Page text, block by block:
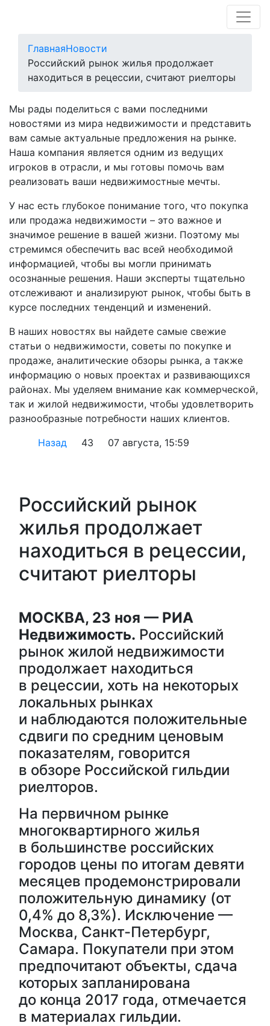
ГлавнаяНовости
Российский рынок жилья продолжает
находиться в рецессии, считают риелторы
Мы рады поделиться с вами последними
новостями из мира недвижимости и представить
вам самые актуальные предложения на рынке.
Наша компания является одним из ведущих
игроков в отрасли, и мы готовы помочь вам
реализовать ваши недвижимостные мечты.
У нас есть глубокое понимание того, что покупка
или продажа недвижимости – это важное и
значимое решение в вашей жизни. Поэтому мы
стремимся обеспечить вас всей необходимой
информацией, чтобы вы могли принимать
осознанные решения. Наши эксперты тщательно
отслеживают и анализируют рынок, чтобы быть в
курсе последних тенденций и изменений.
В наших новостях вы найдете самые свежие
статьи о недвижимости, советы по покупке и
продаже, аналитические обзоры рынка, а также
информацию о новых проектах и развивающихся
районах. Мы уделяем внимание как коммерческой,
так и жилой недвижимости, чтобы удовлетворить
разнообразные потребности наших клиентов.
Назад
43 07 августа, 15:59
Российский рынок
жилья продолжает
находиться в рецессии,
считают риелторы
МОСКВА, 23 ноя — РИА
Недвижимость. Российский
рынок жилой недвижимости
продолжает находиться
в рецессии, хоть на некоторых
локальных рынках
и наблюдаются положительные
сдвиги по средним ценовым
показателям, говорится
в обзоре Российской гильдии
риелторов.
На первичном рынке
многоквартирного жилья
в большинстве российских
городов цены по итогам девяти
месяцев продемонстрировали
положительную динамику (от
0,4% до 8,3%). Исключение —
Москва, Санкт-Петербург,
Самара. Покупатели при этом
предпочитают объекты, сдача
которых запланирована
до конца 2017 года, отмечается
в материалах гильдии.